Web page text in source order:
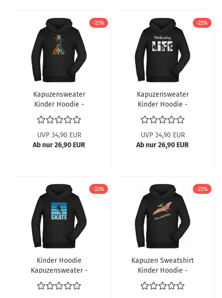
-22%
Kapuzensweater
Kinder Hoodie -
Springender Skater im
Retro Stil
UVP 34,90 EUR
Ab nur 26,90 EUR
-22%
Kapuzensweater
Kinder Hoodie -
Skateboarding Life
Schriftzug
UVP 34,90 EUR
Ab nur 26,90 EUR
-22%
Kinder Hoodie
Kapuzensweater -
Springender Skater vor
blauem Grund
-22%
Kapuzen Sweatshirt
Kinder Hoodie -
Flugsaurier
Pterodaktylus